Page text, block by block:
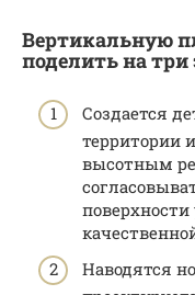
Вертикальную
поделить на три
Создается
территории
высотным
Наводятся